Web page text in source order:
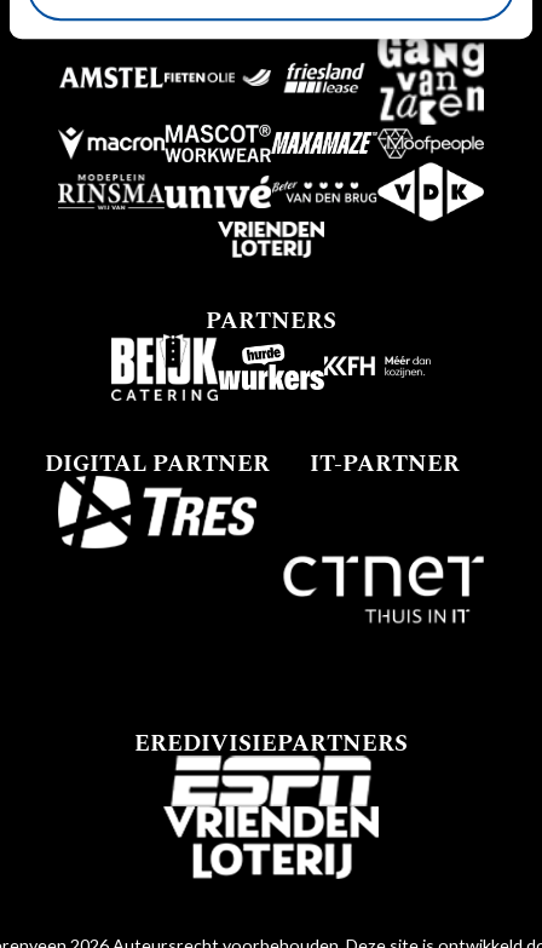
BUSINESSPARTNERS
PARTNERS
DIGITAL PARTNER IT-PARTNER
EREDIVISIEPARTNERS